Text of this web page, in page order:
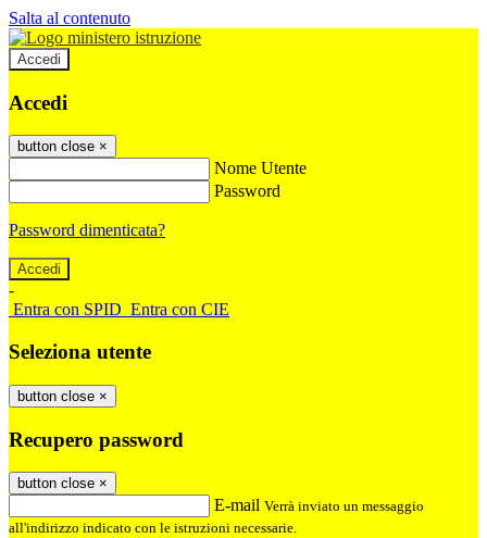
Salta al contenuto
Accedi
Accedi
button close ×
Nome Utente
Password
Password dimenticata?
-
Entra con SPID Entra con CIE
Seleziona utente
button close ×
Recupero password
button close ×
E-mail Verrà inviato un messaggio
all'indirizzo indicato con le istruzioni necessarie.